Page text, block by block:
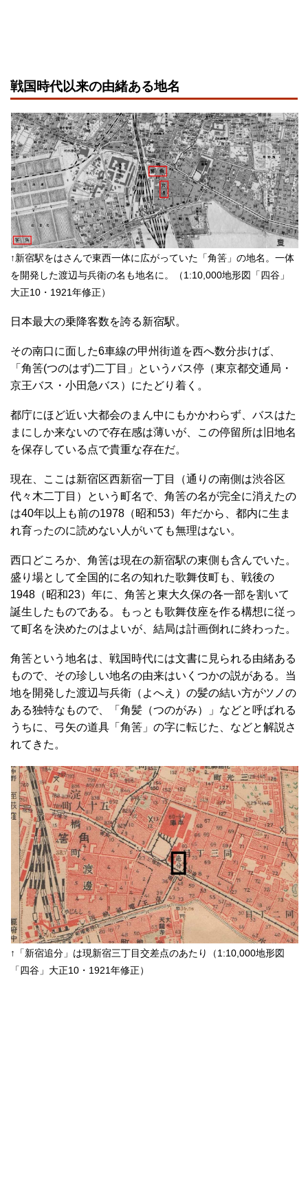
戦国時代以来の由緒ある地名
↑新宿駅をはさんで東西一体に広がっていた「角筈」の地名。一体
を開発した渡辺与兵衛の名も地名に。（1:10,000地形図「四谷」
大正10・1921年修正）
日本最大の乗降客数を誇る新宿駅。
その南口に面した6車線の甲州街道を西へ数分歩けば、
「角筈(つのはず)二丁目」というバス停（東京都交通局・
京王バス・小田急バス）にたどり着く。
都庁にほど近い大都会のまん中にもかかわらず、バスはた
まにしか来ないので存在感は薄いが、この停留所は旧地名
を保存している点で貴重な存在だ。
現在、ここは新宿区西新宿一丁目（通りの南側は渋谷区
代々木二丁目）という町名で、角筈の名が完全に消えたの
は40年以上も前の1978（昭和53）年だから、都内に生ま
れ育ったのに読めない人がいても無理はない。
西口どころか、角筈は現在の新宿駅の東側も含んでいた。
盛り場として全国的に名の知れた歌舞伎町も、戦後の
1948（昭和23）年に、角筈と東大久保の各一部を割いて
誕生したものである。もっとも歌舞伎座を作る構想に従っ
て町名を決めたのはよいが、結局は計画倒れに終わった。
角筈という地名は、戦国時代には文書に見られる由緒ある
もので、その珍しい地名の由来はいくつかの説がある。当
地を開発した渡辺与兵衛（よへえ）の髪の結い方がツノの
ある独特なもので、「角髪（つのがみ）」などと呼ばれる
うちに、弓矢の道具「角筈」の字に転じた、などと解説さ
れてきた。
↑「新宿追分」は現新宿三丁目交差点のあたり（1:10,000地形図
「四谷」大正10・1921年修正）